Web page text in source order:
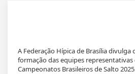
A Federação Hípica de Brasília divulga
formação das equipes
Campeonatos Brasileiros de Salto